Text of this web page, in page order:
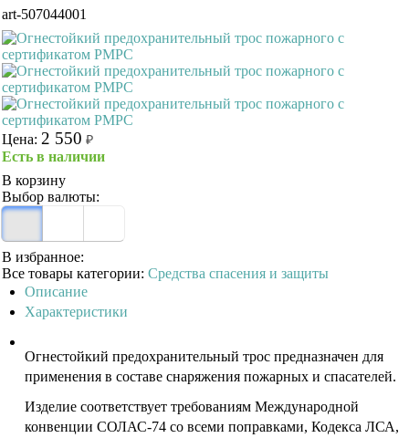
art-507044001
Цена: 2 550 ₽
Есть в наличии
В корзину
Выбор валюты:
В избранное:
Все товары категории: Средства спасения и защиты
Описание
Характеристики
Огнестойкий предохранительный трос предназначен для
применения в составе снаряжения пожарных и спасателей.
Изделие соответствует требованиям Международной
конвенции СОЛАС-74 со всеми поправками, Кодекса ЛСА,